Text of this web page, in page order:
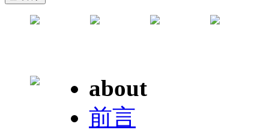
about
前言